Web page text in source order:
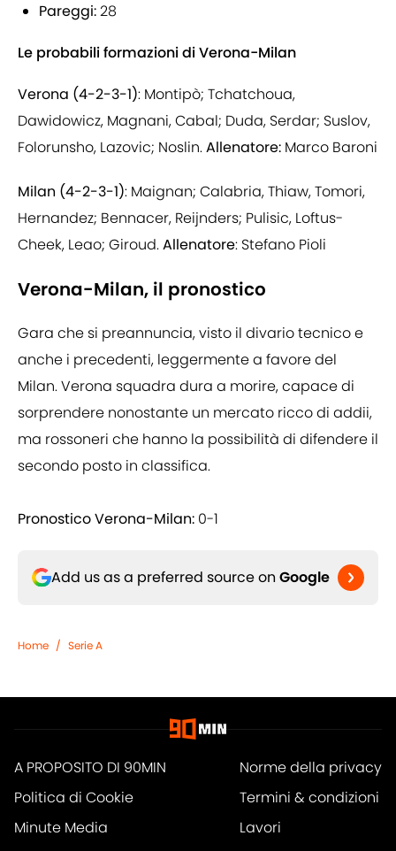
Pareggi:28
Le probabili formazioni di Verona-Milan
Verona (4-2-3-1): Montipò; Tchatchoua,
Dawidowicz, Magnani, Cabal; Duda, Serdar; Suslov,
Folorunsho, Lazovic; Noslin.Allenatore: Marco Baroni
Milan (4-2-3-1): Maignan; Calabria, Thiaw, Tomori,
Hernandez; Bennacer, Reijnders; Pulisic, Loftus-
Cheek, Leao; Giroud.Allenatore: Stefano Pioli
Verona-Milan, il pronostico
Gara che si preannuncia, visto il divario tecnico e
anche i precedenti, leggermente a favore del
Milan. Verona squadra dura a morire, capace di
sorprendere nonostante un mercato ricco di addii,
ma rossoneri che hanno la possibilità di difendere il
secondo posto in classifica.
Pronostico Verona-Milan: 0-1
Add us as a preferred source on Google
Home / Serie A
A PROPOSITO DI 90MIN
Norme della privacy
Politica di Cookie
Termini & condizioni
Minute Media
Lavori